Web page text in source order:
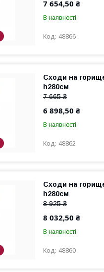
7 654,50 ₴
В наявності
48866
Сходи на
h280см
7 665 ₴
6 898,50 ₴
В наявності
48862
Сходи на
h280см
8 925 ₴
8 032,50 ₴
В наявності
48860